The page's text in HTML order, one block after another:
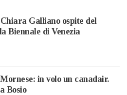
Galliano ospite del
Biennale di Venezia
in volo un canadair.
Bosio